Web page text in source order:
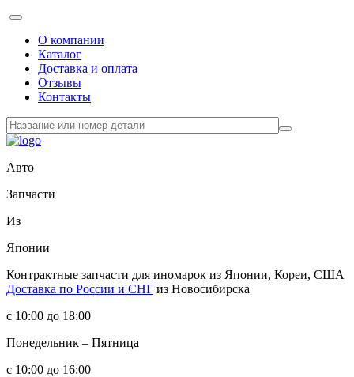
О компании
Каталог
Доставка и оплата
Отзывы
Контакты
Авто
Запчасти
Из
Японии
Контрактные запчасти для иномарок из Японии, Кореи, США
Доставка по России и СНГ из Новосибирска
с 10:00 до 18:00
Понедельник – Пятница
с 10:00 до 16:00